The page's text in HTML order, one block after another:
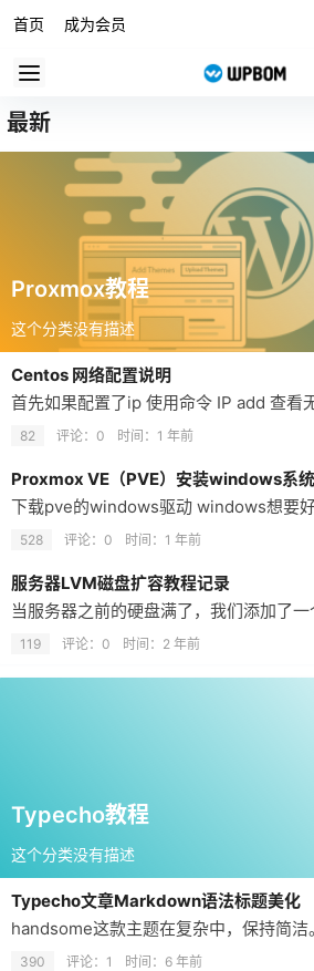
首页 成为会员
最新
Proxmox教程
这个分类没有描述
Centos 网络配置说明
82 评论：0 时间： 1 年前
Proxmox VE（PVE）安装windows系
528 评论：0 时间： 1 年前
服务器LVM磁盘扩容教程记录
119 评论：0 时间： 2 年前
Typecho教程
这个分类没有描述
Typecho文章Markdown语法标题美化
390 评论：1 时间： 6 年前